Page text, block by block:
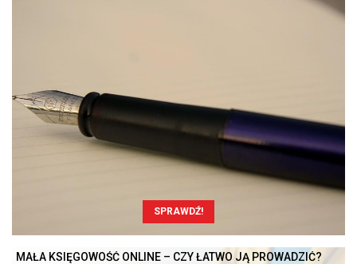
SPRAWDŹ!
MAŁA KSIĘGOWOŚĆ ONLINE – CZY ŁATWO JĄ PROWADZIĆ?